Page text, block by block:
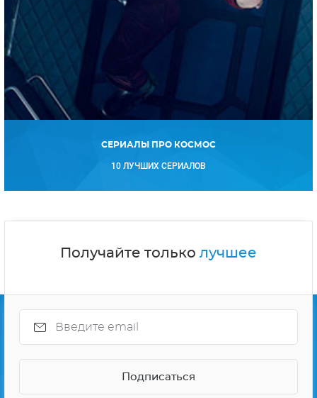
СЕРИАЛЫ ПРО КОСМОС
10 ЛУЧШИХ СЕРИАЛОВ
Получайте только лучшее